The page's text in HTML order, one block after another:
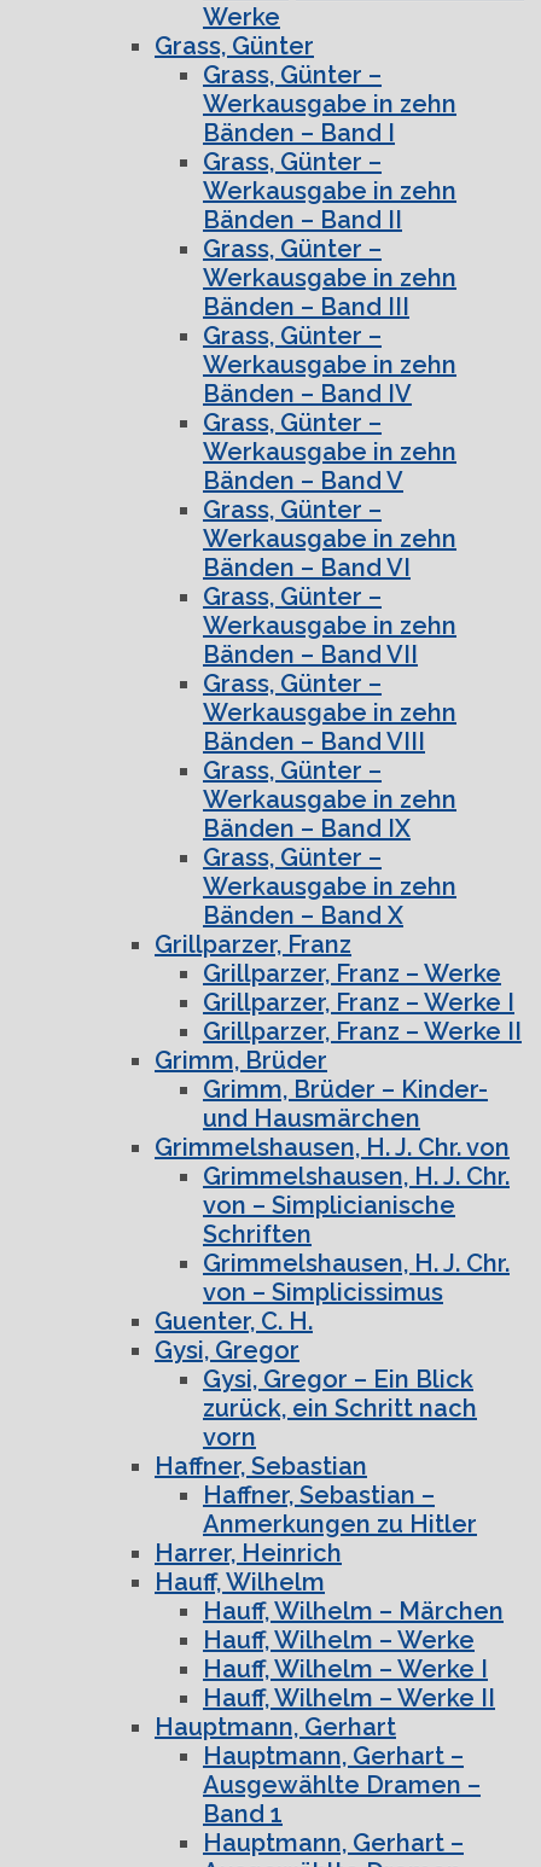
Werke
Grass, Günter
Grass, Günter –
Werkausgabe in zehn
Bänden – Band I
Grass, Günter –
Werkausgabe in zehn
Bänden – Band II
Grass, Günter –
Werkausgabe in zehn
Bänden – Band III
Grass, Günter –
Werkausgabe in zehn
Bänden – Band IV
Grass, Günter –
Werkausgabe in zehn
Bänden – Band V
Grass, Günter –
Werkausgabe in zehn
Bänden – Band VI
Grass, Günter –
Werkausgabe in zehn
Bänden – Band VII
Grass, Günter –
Werkausgabe in zehn
Bänden – Band VIII
Grass, Günter –
Werkausgabe in zehn
Bänden – Band IX
Grass, Günter –
Werkausgabe in zehn
Bänden – Band X
Grillparzer, Franz
Grillparzer, Franz – Werke
Grillparzer, Franz – Werke I
Grillparzer, Franz – Werke II
Grimm, Brüder
Grimm, Brüder – Kinder-
und Hausmärchen
Grimmelshausen, H. J. Chr. von
Grimmelshausen, H. J. Chr.
von – Simplicianische
Schriften
Grimmelshausen, H. J. Chr.
von – Simplicissimus
Guenter, C. H.
Gysi, Gregor
Gysi, Gregor – Ein Blick
zurück, ein Schritt nach
vorn
Haffner, Sebastian
Haffner, Sebastian –
Anmerkungen zu Hitler
Harrer, Heinrich
Hauff, Wilhelm
Hauff, Wilhelm – Märchen
Hauff, Wilhelm – Werke
Hauff, Wilhelm – Werke I
Hauff, Wilhelm – Werke II
Hauptmann, Gerhart
Hauptmann, Gerhart –
Ausgewählte Dramen –
Band 1
Hauptmann, Gerhart –